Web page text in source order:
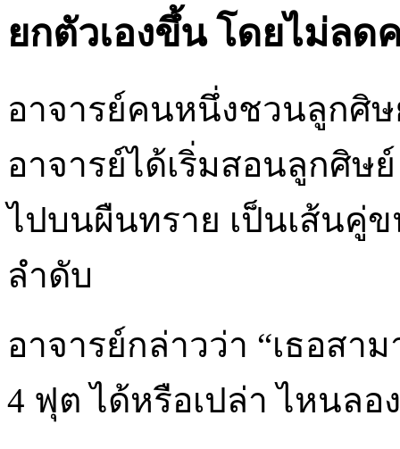
ยกตัวเองขึ้น โดยไม่ลด
อาจารย์คนหนึ่งชวนลูกศิ
อาจารย์ได้เริ่มสอนลูกศิษ
ไปบนผืนทราย เป็นเส้นคู่
ลำดับ
อาจารย์กล่าวว่า “เธอสา
4 ฟุต ได้หรือเปล่า ไหนลอ